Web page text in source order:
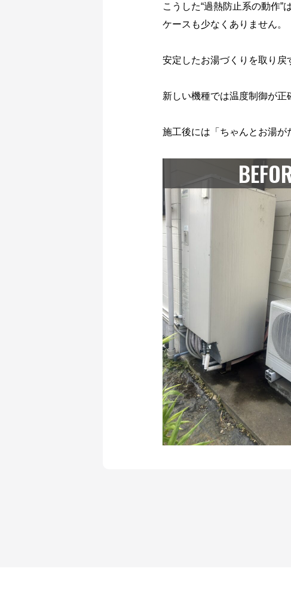
こうした“過熱防止系の動作
ケースも少なくありません。
安定したお湯づくりを取り
新しい機種では温度制御が正
施工後には「ちゃんとお湯が